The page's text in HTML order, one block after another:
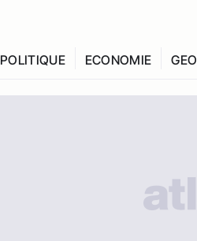
POLITIQUE ECONOMIE